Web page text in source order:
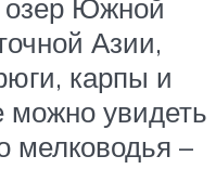
озер Южной
Азии,
карпы и
можно увидеть
мелководья –